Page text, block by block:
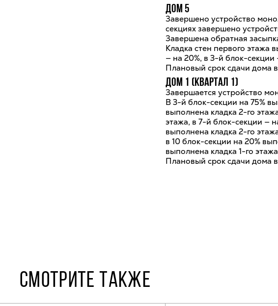
Дом 5
Завершено устройство
секциях завершено
Завершена обратная
Кладка стен первого этажа
— на 20%, в 3-й блок-
Плановый срок сдачи дома в
Дом 1 (квартал 1)
Завершается устройство
В 3-й блок-секции на 75%
выполнена кладка 2-го
этажа, в 7-й блок-секции —
выполнена кладка 2-го
в 10 блок-секции на 20%
выполнена кладка 1-го
Плановый срок сдачи дома в
СМОТРИТЕ ТАКЖЕ